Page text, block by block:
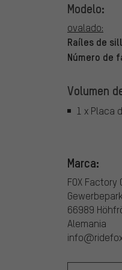
Modelo:
ovalado:
Raíles de
Número de
Volumen
1 x Placa
Marca:
FOX Factory
66989
Alemania